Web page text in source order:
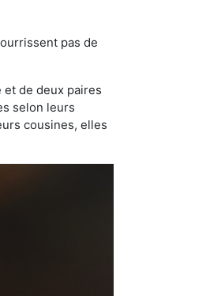
pas de
et de deux paires
selon leurs
cousines, elles